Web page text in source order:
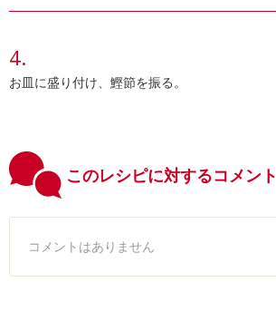
お皿に盛り付け、鰹節を振る。
このレシピに対するコメント
コメントはありません